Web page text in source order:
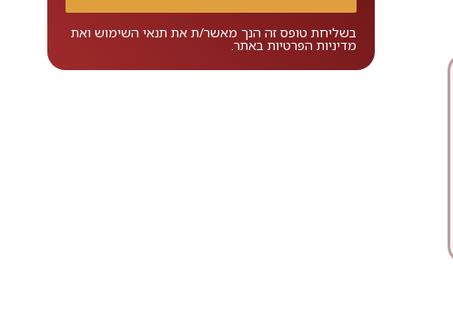
בשליחת טופס זה הנך מאשר/ת את תנאי השימושואת
מדיניות הפרטיותבאתר.